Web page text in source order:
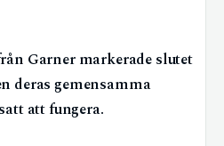
Garner markerade slutet
deras gemensamma
att fungera.